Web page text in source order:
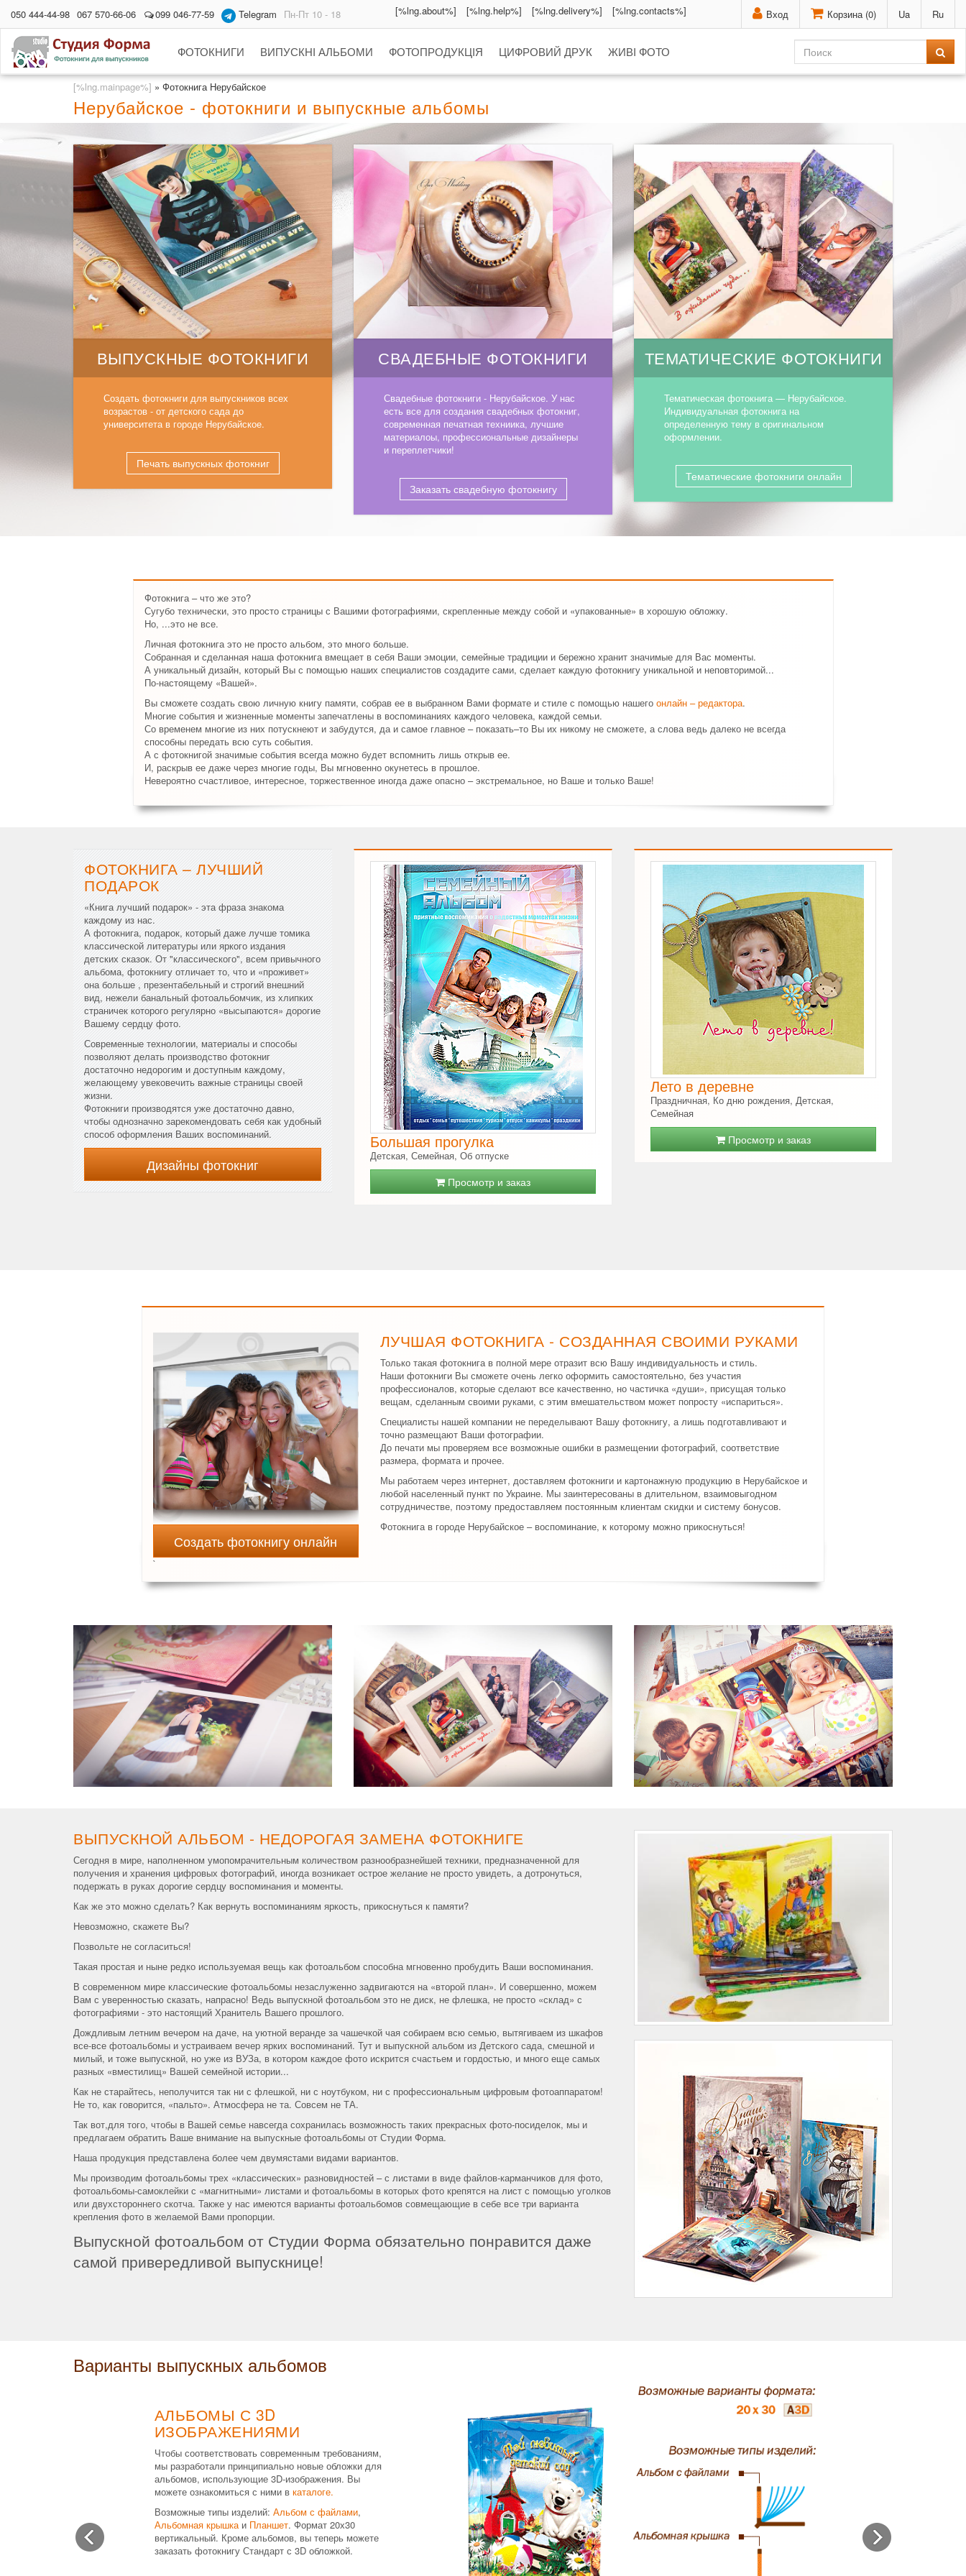
Вход Корзина (0) Ua Ru
050 444-44-98 067 570-66-06 099 046-77-59 Telegram Пн-Пт 10 - 18 [%lng.about%] [%lng.help%] [%lng.delivery%] [%lng.contacts%]
ФОТОКНИГИ ВИПУСКНІ АЛЬБОМИ ФОТОПРОДУКЦІЯ ЦИФРОВИЙ ДРУК ЖИВІ ФОТО
[%lng.mainpage%] » Фотокнига Нерубайское
Нерубайское - фотокниги и выпускные альбомы
ВЫПУСКНЫЕ ФОТОКНИГИ
Создать фотокниги для выпускников всех
возрастов - от детского сада до
университета в городе Нерубайское.
Печать выпускных фотокниг
СВАДЕБНЫЕ ФОТОКНИГИ
Свадебные фотокниги - Нерубайское. У нас
есть все для создания свадебных фотокниг,
современная печатная техниика, лучшие
материалоы, профессиональные дизайнеры
и переплетчики!
Заказать свадебную фотокнигу
ТЕМАТИЧЕСКИЕ ФОТОКНИГИ
Тематическая фотокнига — Нерубайское.
Индивидуальная фотокнига на
определенную тему в оригинальном
оформлении.
Тематические фотокниги онлайн
Фотокнига – что же это?
Сугубо технически, это просто страницы с Вашими фотографиями, скрепленные между собой и «упакованные» в хорошую обложку.
Но, ...это не все.
Личная фотокнига это не просто альбом, это много больше.
Собранная и сделанная наша фотокнига вмещает в себя Ваши эмоции, семейные традиции и бережно хранит значимые для Вас моменты.
А уникальный дизайн, который Вы с помощью наших специалистов создадите сами, сделает каждую фотокнигу уникальной и неповторимой...
По-настоящему «Вашей».
Вы сможете создать свою личную книгу памяти, собрав ее в выбранном Вами формате и стиле с помощью нашего онлайн – редактора.
Многие события и жизненные моменты запечатлены в воспоминаниях каждого человека, каждой семьи.
Со временем многие из них потускнеют и забудутся, да и самое главное – показать–то Вы их никому не сможете, а слова ведь далеко не всегда
способны передать всю суть события.
А с фотокнигой значимые события всегда можно будет вспомнить лишь открыв ее.
И, раскрыв ее даже через многие годы, Вы мгновенно окунетесь в прошлое.
Невероятно счастливое, интересное, торжественное иногда даже опасно – экстремальное, но Ваше и только Ваше!
ФОТОКНИГА – ЛУЧШИЙ
ПОДАРОК
«Книга лучший подарок» - эта фраза знакома
каждому из нас.
А фотокнига, подарок, который даже лучше томика
классической литературы или яркого издания
детских сказок. От "классического", всем привычного
альбома, фотокнигу отличает то, что и «проживет»
она больше , презентабельный и строгий внешний
вид, нежели банальный фотоальбомчик, из хлипких
страничек которого регулярно «высыпаются» дорогие
Вашему сердцу фото.
Современные технологии, материалы и способы
позволяют делать производство фотокниг
достаточно недорогим и доступным каждому,
желающему увековечить важные страницы своей
жизни.
Фотокниги производятся уже достаточно давно,
чтобы однозначно зарекомендовать себя как удобный
способ оформления Ваших воспоминаний.
Дизайны фотокниг
Большая прогулка
Детская, Семейная, Об отпуске
Просмотр и заказ
Лето в деревне
Праздничная, Ко дню рождения, Детская,
Семейная
Просмотр и заказ
Создать фотокнигу онлайн
`
ЛУЧШАЯ ФОТОКНИГА - СОЗДАННАЯ СВОИМИ РУКАМИ
Только такая фотокнига в полной мере отразит всю Вашу индивидуальность и стиль.
Наши фотокниги Вы сможете очень легко оформить самостоятельно, без участия
профессионалов, которые сделают все качественно, но частичка «души», присущая только
вещам, сделанным своими руками, с этим вмешательством может попросту «испариться».
Специалисты нашей компании не переделывают Вашу фотокнигу, а лишь подготавливают и
точно размещают Ваши фотографии.
До печати мы проверяем все возможные ошибки в размещении фотографий, соответствие
размера, формата и прочее.
Мы работаем через интернет, доставляем фотокниги и картонажную продукцию в Нерубайское и
любой населенный пункт по Украине. Мы заинтересованы в длительном, взаимовыгодном
сотрудничестве, поэтому предоставляем постоянным клиентам скидки и систему бонусов.
Фотокнига в городе Нерубайское – воспоминание, к которому можно прикоснуться!
ВЫПУСКНОЙ АЛЬБОМ - НЕДОРОГАЯ ЗАМЕНА ФОТОКНИГЕ
Сегодня в мире, наполненном умопомрачительным количеством разнообразнейшей техники, предназначенной для
получения и хранения цифровых фотографий, иногда возникает острое желание не просто увидеть, а дотронуться,
подержать в руках дорогие сердцу воспоминания и моменты.
Как же это можно сделать? Как вернуть воспоминаниям яркость, прикоснуться к памяти?
Невозможно, скажете Вы?
Позвольте не согласиться!
Такая простая и ныне редко используемая вещь как фотоальбом способна мгновенно пробудить Ваши воспоминания.
В современном мире классические фотоальбомы незаслуженно задвигаются на «второй план». И совершенно, можем
Вам с уверенностью сказать, напрасно! Ведь выпускной фотоальбом это не диск, не флешка, не просто «склад» с
фотографиями - это настоящий Хранитель Вашего прошлого.
Дождливым летним вечером на даче, на уютной веранде за чашечкой чая собираем всю семью, вытягиваем из шкафов
все-все фотоальбомы и устраиваем вечер ярких воспоминаний. Тут и выпускной альбом из Детского сада, смешной и
милый, и тоже выпускной, но уже из ВУЗа, в котором каждое фото искрится счастьем и гордостью, и много еще самых
разных «вместилищ» Вашей семейной истории...
Как не старайтесь, неполучится так ни с флешкой, ни с ноутбуком, ни с профессиональным цифровым фотоаппаратом!
Не то, как говорится, «пальто». Атмосфера не та. Совсем не ТА.
Так вот,для того, чтобы в Вашей семье навсегда сохранилась возможность таких прекрасных фото-посиделок, мы и
предлагаем обратить Ваше внимание на выпускные фотоальбомы от Студии Форма.
Наша продукция представлена более чем двумястами видами вариантов.
Мы производим фотоальбомы трех «классических» разновидностей – с листами в виде файлов-карманчиков для фото,
фотоальбомы-самоклейки с «магнитными» листами и фотоальбомы в которых фото крепятся на лист с помощью уголков
или двухстороннего скотча. Также у нас имеются варианты фотоальбомов совмещающие в себе все три варианта
крепления фото в желаемой Вами пропорции.
Выпускной фотоальбом от Студии Форма обязательно понравится даже
самой привередливой выпускнице!
Варианты выпускных альбомов
АЛЬБОМЫ С 3D
ИЗОБРАЖЕНИЯМИ
Чтобы соответствовать современным требованиям,
мы разработали принципиально новые обложки для
альбомов, использующие 3D-изображения. Вы
можете ознакомиться с ними в каталоге.
Возможные типы изделий: Альбом с файлами,
Альбомная крышкаи Планшет. Формат 20х30
вертикальный. Кроме альбомов, вы теперь можете
заказать фотокнигу Стандарт с 3D обложкой.